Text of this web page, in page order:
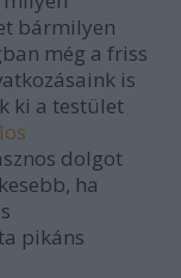
bármilyen
még a friss
is
ki a testület
dolgot
ha
pikáns